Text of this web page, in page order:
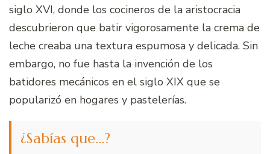
siglo XVI, donde los cocineros de la aristocracia
descubrieron que batir vigorosamente la crema de
leche creaba una textura espumosa y delicada. Sin
embargo, no fue hasta la invención de los
batidores mecánicos en el siglo XIX que se
popularizó en hogares y pastelerías.
¿Sabías que…?